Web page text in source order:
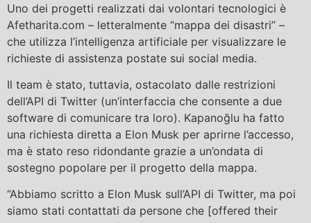
Uno dei progetti realizzati dai volontari tecnologici è
Afetharita.com – letteralmente “mappa dei disastri” –
che utilizza l’intelligenza artificiale per visualizzare le
richieste di assistenza postate sui social media.
Il team è stato, tuttavia, ostacolato dalle restrizioni
dell’API di Twitter (un’interfaccia che consente a due
software di comunicare tra loro). Kapanoğlu ha fatto
una richiesta diretta a Elon Musk per aprirne l’accesso,
ma è stato reso ridondante grazie a un’ondata di
sostegno popolare per il progetto della mappa.
“Abbiamo scritto a Elon Musk sull’API di Twitter, ma poi
siamo stati contattati da persone che [offered their